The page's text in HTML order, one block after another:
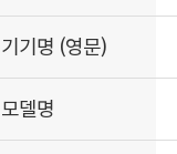
기기명 (영문)
모델명